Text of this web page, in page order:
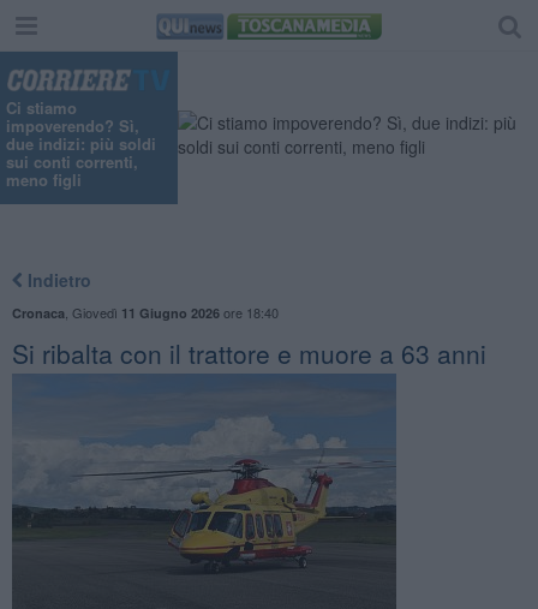
Ci stiamo
impoverendo? Sì,
due indizi: più soldi
sui conti correnti,
meno figli
Indietro
Cronaca Giovedì 11 Giugno 2026ore 18:40
Si ribalta con il trattore e muore a 63 anni